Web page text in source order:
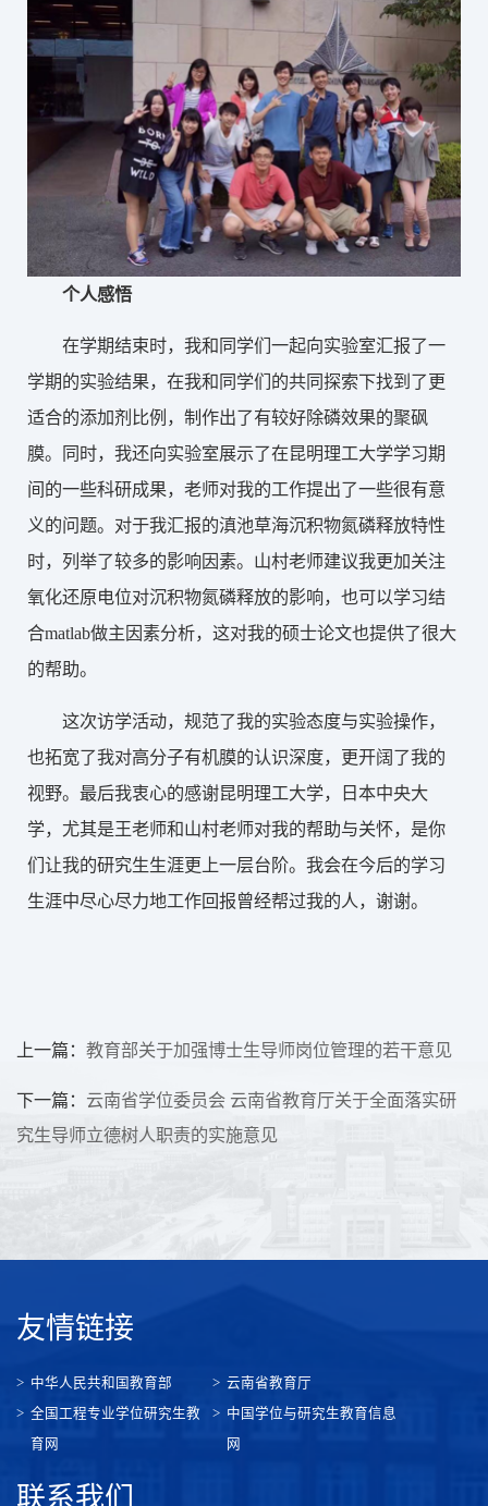
个人感悟
在学期结束时，我和同学们一起向实验室汇报了一
学期的实验结果，在我和同学们的共同探索下找到了更
适合的添加剂比例，制作出了有较好除磷效果的聚砜
膜。同时，我还向实验室展示了在昆明理工大学学习期
间的一些科研成果，老师对我的工作提出了一些很有意
义的问题。对于我汇报的滇池草海沉积物氮磷释放特性
时，列举了较多的影响因素。山村老师建议我更加关注
氧化还原电位对沉积物氮磷释放的影响，也可以学习结
合matlab做主因素分析，这对我的硕士论文也提供了很大
的帮助。
这次访学活动，规范了我的实验态度与实验操作，
也拓宽了我对高分子有机膜的认识深度，更开阔了我的
视野。最后我衷心的感谢昆明理工大学，日本中央大
学，尤其是王老师和山村老师对我的帮助与关怀，是你
们让我的研究生生涯更上一层台阶。我会在今后的学习
生涯中尽心尽力地工作回报曾经帮过我的人，谢谢。
上一篇： 教育部关于加强博士生导师岗位管理的若干意见
下一篇： 云南省学位委员会 云南省教育厅关于全面落实研
究生导师立德树人职责的实施意见
友情链接
中华人民共和国教育部
云南省教育厅
全国工程专业学位研究生教
育网
中国学位与研究生教育信息
网
联系我们